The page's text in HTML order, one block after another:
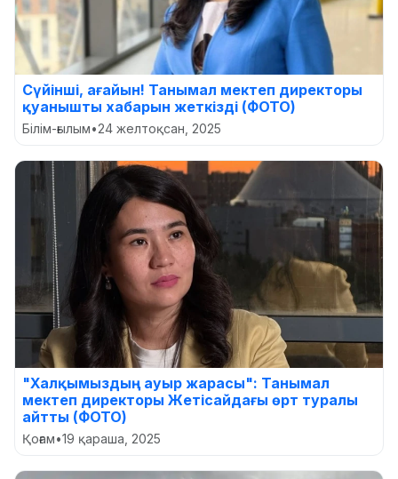
Сүйінші, ағайын! Танымал мектеп директоры
қуанышты хабарын жеткізді (ФОТО)
Білім-ғылым•24 желтоқсан, 2025
"Халқымыздың ауыр жарасы": Танымал
мектеп директоры Жетісайдағы өрт туралы
айтты (ФОТО)
Қоғам•19 қараша, 2025